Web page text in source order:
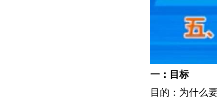
一：目标
目的：为什么